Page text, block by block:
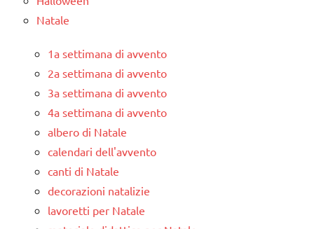
Natale
1a settimana di avvento
2a settimana di avvento
3a settimana di avvento
4a settimana di avvento
albero di Natale
calendari dell'avvento
canti di Natale
decorazioni natalizie
lavoretti per Natale